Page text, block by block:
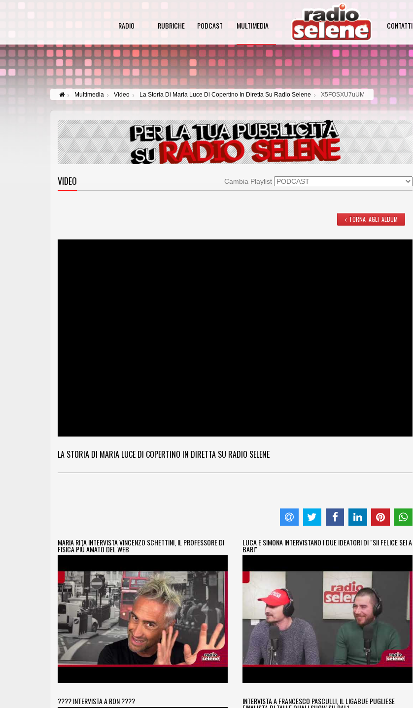
RADIO RUBRICHE PODCAST MULTIMEDIA CONTATTI
Multimedia Video La Storia Di Maria Luce Di Copertino In Diretta Su Radio Selene X5FOSXU7uUM
Cambia Playlist
VIDEO
TORNA AGLI ALBUM
LA STORIA DI MARIA LUCE DI COPERTINO IN DIRETTA SU RADIO SELENE
MARIA RITA INTERVISTA VINCENZO SCHETTINI, IL PROFESSORE DI
FISICA PIÙ AMATO DEL WEB
LUCA E SIMONA INTERVISTANO I DUE IDEATORI DI "SII FELICE SEI A
BARI"
???? INTERVISTA A RON ???? INTERVISTA A FRANCESCO PASCULLI, IL LIGABUE PUGLIESE